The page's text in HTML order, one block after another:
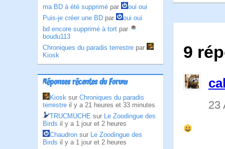
ma BD à été supprimé par
oui oui
Puis-je créer une BD par
oui oui
bd encore supprimé à tort par
boudu113
Chroniques du paradis terrestre par
Kiosk
Réponses récentes du Forum
Kiosk sur Chroniques du paradis
terrestre il y a 21 heures et 33 minutes
TRUCMUCHE sur Le Zoodingue des
Birds il y a 1 jour et 2 heures
Chaudron sur Le Zoodingue des
Birds il y a 1 jour et 2 heures
9
23